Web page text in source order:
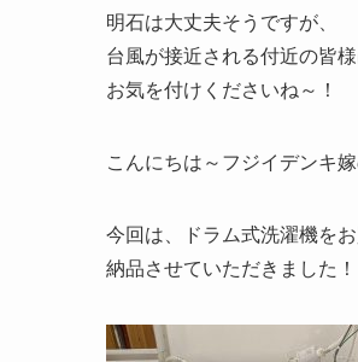
明石は大丈夫そうですが、
台風が接近される付近の皆
お気を付けくださいね～！
こんにちは～フジイデンキ
今回は、ドラム式洗濯機を
納品させていただきました！